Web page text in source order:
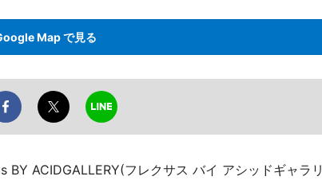
Map で見る
BY ACIDGALLERY(フレクサス バイ アシッドギャラリ